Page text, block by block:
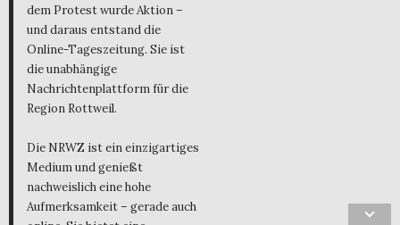
dem Protest wurde Aktion –
und daraus entstand die
Online-Tageszeitung. Sie ist
die unabhängige
Nachrichtenplattform für die
Region Rottweil.
Die NRWZ ist ein einzigartiges
Medium und genießt
nachweislich eine hohe
Aufmerksamkeit – gerade auch